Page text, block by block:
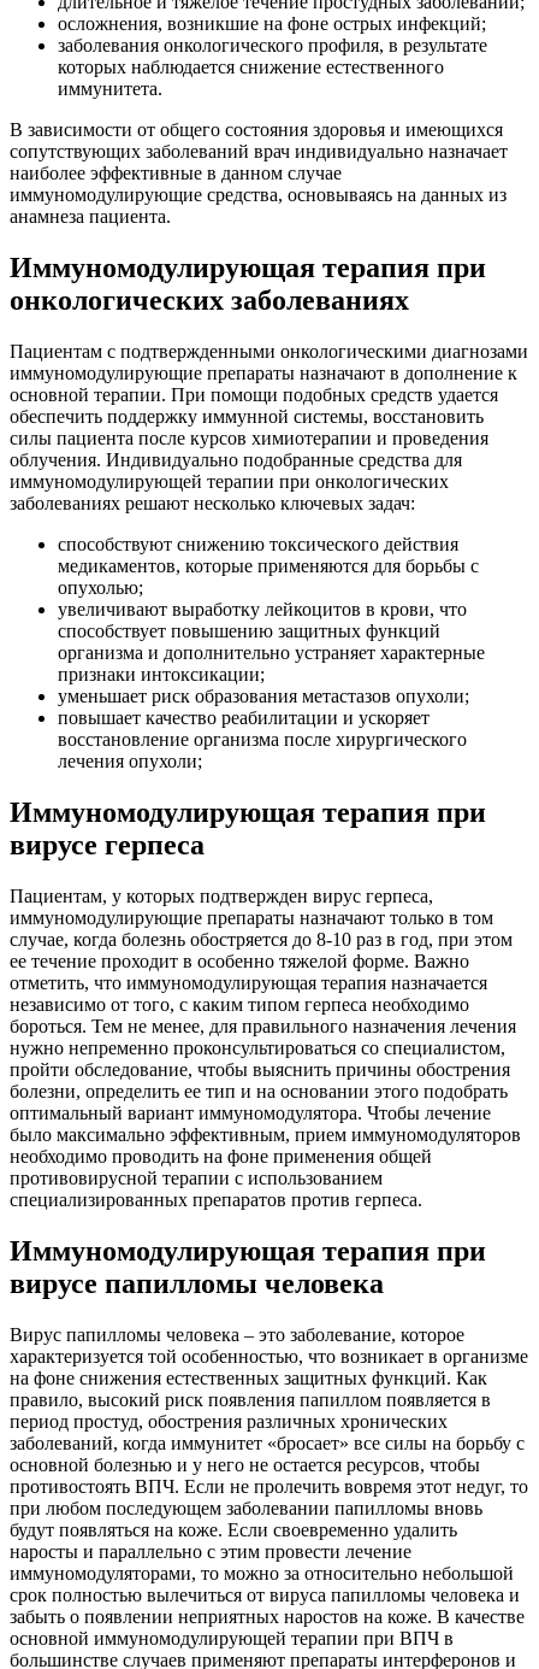
осложнения, возникшие на фоне острых инфекций;
заболевания онкологического профиля, в результате
которых наблюдается снижение естественного
иммунитета.
В зависимости от общего состояния здоровья и имеющихся
сопутствующих заболеваний врач индивидуально назначает
наиболее эффективные в данном случае
иммуномодулирующие средства, основываясь на данных из
анамнеза пациента.
Иммуномодулирующая терапия при
онкологических заболеваниях
Пациентам с подтвержденными онкологическими диагнозами
иммуномодулирующие препараты назначают в дополнение к
основной терапии. При помощи подобных средств удается
обеспечить поддержку иммунной системы, восстановить
силы пациента после курсов химиотерапии и проведения
облучения. Индивидуально подобранные средства для
иммуномодулирующей терапии при онкологических
заболеваниях решают несколько ключевых задач:
способствуют снижению токсического действия
медикаментов, которые применяются для борьбы с
опухолью;
увеличивают выработку лейкоцитов в крови, что
способствует повышению защитных функций
организма и дополнительно устраняет характерные
признаки интоксикации;
уменьшает риск образования метастазов опухоли;
повышает качество реабилитации и ускоряет
восстановление организма после хирургического
лечения опухоли;
Иммуномодулирующая терапия при
вирусе герпеса
Пациентам, у которых подтвержден вирус герпеса,
иммуномодулирующие препараты назначают только в том
случае, когда болезнь обостряется до 8-10 раз в год, при этом
ее течение проходит в особенно тяжелой форме. Важно
отметить, что иммуномодулирующая терапия назначается
независимо от того, с каким типом герпеса необходимо
бороться. Тем не менее, для правильного назначения лечения
нужно непременно проконсультироваться со специалистом,
пройти обследование, чтобы выяснить причины обострения
болезни, определить ее тип и на основании этого подобрать
оптимальный вариант иммуномодулятора. Чтобы лечение
было максимально эффективным, прием иммуномодуляторов
необходимо проводить на фоне применения общей
противовирусной терапии с использованием
специализированных препаратов против герпеса.
Иммуномодулирующая терапия при
вирусе папилломы человека
Вирус папилломы человека – это заболевание, которое
характеризуется той особенностью, что возникает в организме
на фоне снижения естественных защитных функций. Как
правило, высокий риск появления папиллом появляется в
период простуд, обострения различных хронических
заболеваний, когда иммунитет «бросает» все силы на борьбу с
основной болезнью и у него не остается ресурсов, чтобы
противостоять ВПЧ. Если не пролечить вовремя этот недуг, то
при любом последующем заболевании папилломы вновь
будут появляться на коже. Если своевременно удалить
наросты и параллельно с этим провести лечение
иммуномодуляторами, то можно за относительно небольшой
срок полностью вылечиться от вируса папилломы человека и
забыть о появлении неприятных наростов на коже. В качестве
основной иммуномодулирующей терапии при ВПЧ в
большинстве случаев применяют препараты интерферонов и